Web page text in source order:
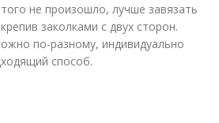
не произошло, лучше завязать
заколками с двух сторон.
по-разному, индивидуально
способ.